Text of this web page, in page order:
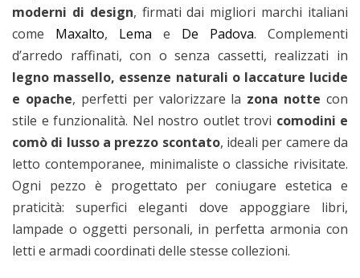
moderni di design, firmati dai migliori marchi italiani
come Maxalto, Lema e De Padova. Complementi
d’arredo raffinati, con o senza cassetti, realizzati in
legno massello, essenze naturali o laccature lucide
e opache, perfetti per valorizzare la zona notte con
stile e funzionalità. Nel nostro outlet trovi comodini e
comò di lusso a prezzo scontato, ideali per camere da
letto contemporanee, minimaliste o classiche rivisitate.
Ogni pezzo è progettato per coniugare estetica e
praticità: superfici eleganti dove appoggiare libri,
lampade o oggetti personali, in perfetta armonia con
letti e armadi coordinati delle stesse collezioni.